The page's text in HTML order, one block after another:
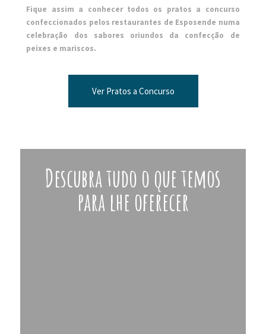
Fique assim a conhecer todos os pratos a concurso
confeccionados pelos restaurantes de Esposende numa
celebração dos sabores oriundos da confecção de
peixes e mariscos.
Ver Pratos a Concurso
Descubra tudo o que temos
para lhe oferecer